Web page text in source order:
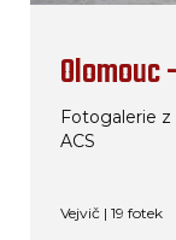
Olomouc
Fotogalerie
ACS
Vejvič | 19 fotek